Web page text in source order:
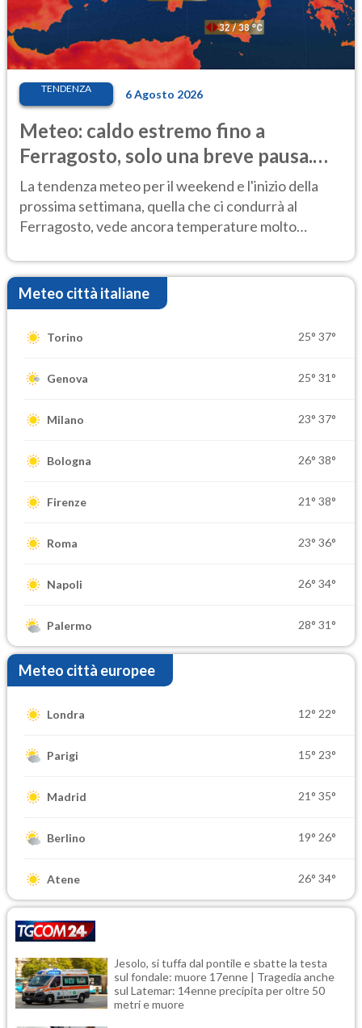
TENDENZA 6 Agosto 2026
Meteo: caldo estremo fino a
Ferragosto, solo una breve pausa.
Ecco dove
La tendenza meteo per il weekend e l'inizio della
prossima settimana, quella che ci condurrà al
Ferragosto, vede ancora temperature molto
Meteo città italiane
Torino 25° 37°
Genova 25° 31°
Milano 23° 37°
Bologna 26° 38°
Firenze 21° 38°
Roma 23° 36°
Napoli 26° 34°
Palermo 28° 31°
Meteo città europee
Londra 12° 22°
Parigi 15° 23°
Madrid 21° 35°
Berlino 19° 26°
Atene 26° 34°
Jesolo, si tuffa dal pontile e sbatte la testa
sul fondale: muore 17enne | Tragedia anche
sul Latemar: 14enne precipita per oltre 50
metri e muore